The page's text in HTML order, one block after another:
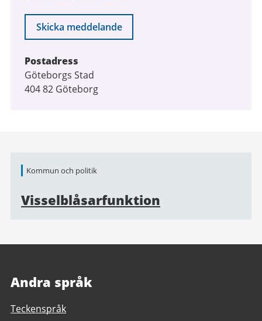
Skicka meddelande
Postadress
Göteborgs Stad
404 82 Göteborg
Relaterad
Kommun och politik
Visselblåsarfunktion
Andra språk
Teckenspråk